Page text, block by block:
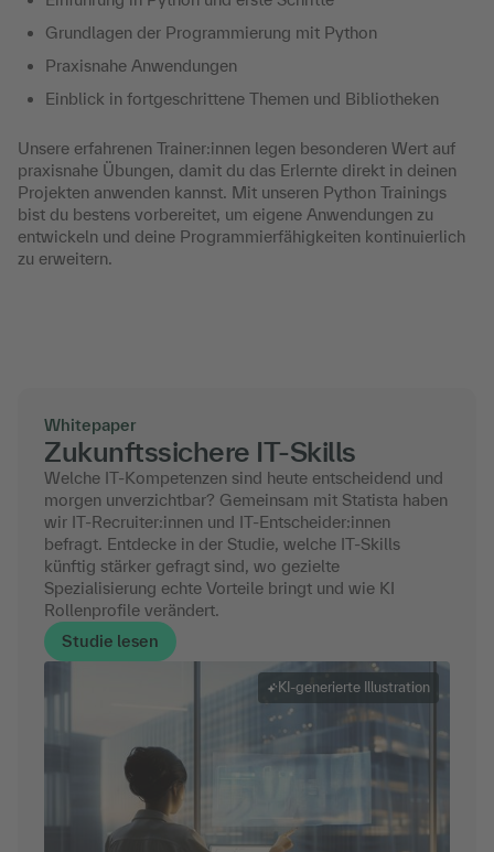
Grundlagen der Programmierung mit Python
Praxisnahe Anwendungen
Einblick in fortgeschrittene Themen und Bibliotheken
Unsere erfahrenen Trainer:innen legen besonderen Wert auf
praxisnahe Übungen, damit du das Erlernte direkt in deinen
Projekten anwenden kannst. Mit unseren Python Trainings
bist du bestens vorbereitet, um eigene Anwendungen zu
entwickeln und deine Programmierfähigkeiten kontinuierlich
zu erweitern.
Whitepaper
Zukunftssichere IT-Skills
Welche IT-Kompetenzen sind heute entscheidend und
morgen unverzichtbar? Gemeinsam mit Statista haben
wir IT-Recruiter:innen und IT-Entscheider:innen
befragt. Entdecke in der Studie, welche IT-Skills
künftig stärker gefragt sind, wo gezielte
Spezialisierung echte Vorteile bringt und wie KI
Rollenprofile verändert.
Studie lesen
KI-generierte Illustration